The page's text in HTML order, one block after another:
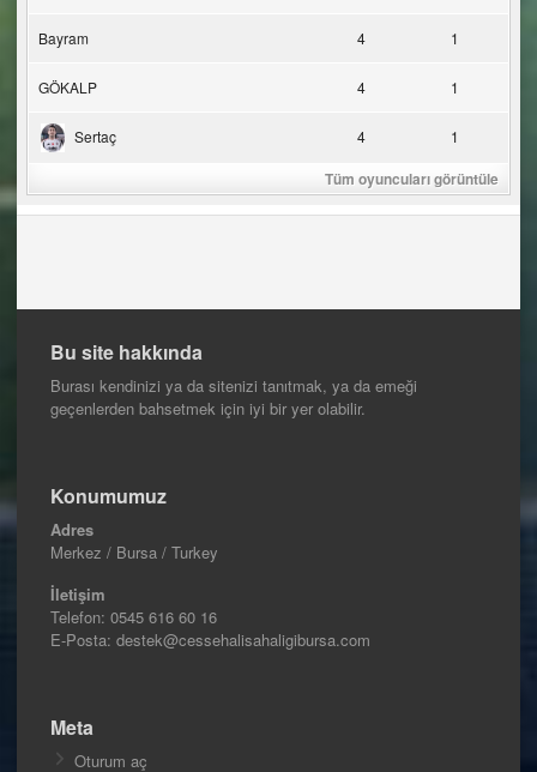
Bayram 4 1
GÖKALP 4 1
Sertaç 4 1
Tüm oyuncuları görüntüle
Bu site hakkında
Burası kendinizi ya da sitenizi tanıtmak, ya da emeği
geçenlerden bahsetmek için iyi bir yer olabilir.
Konumumuz
Adres
Merkez / Bursa / Turkey
İletişim
Telefon: 0545 616 60 16
E-Posta: destek@cessehalisahaligibursa.com
Meta
Oturum aç